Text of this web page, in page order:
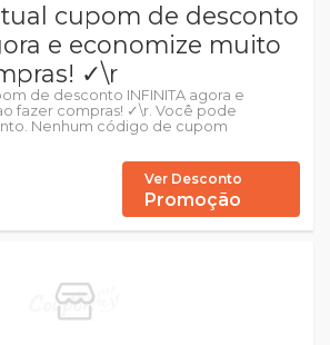
cupom de desconto
e economize muito
✓\r
de desconto INFINITA agora e
fazer compras! ✓\r. Você pode
Nenhum código de cupom
Ver Desconto
Promoção